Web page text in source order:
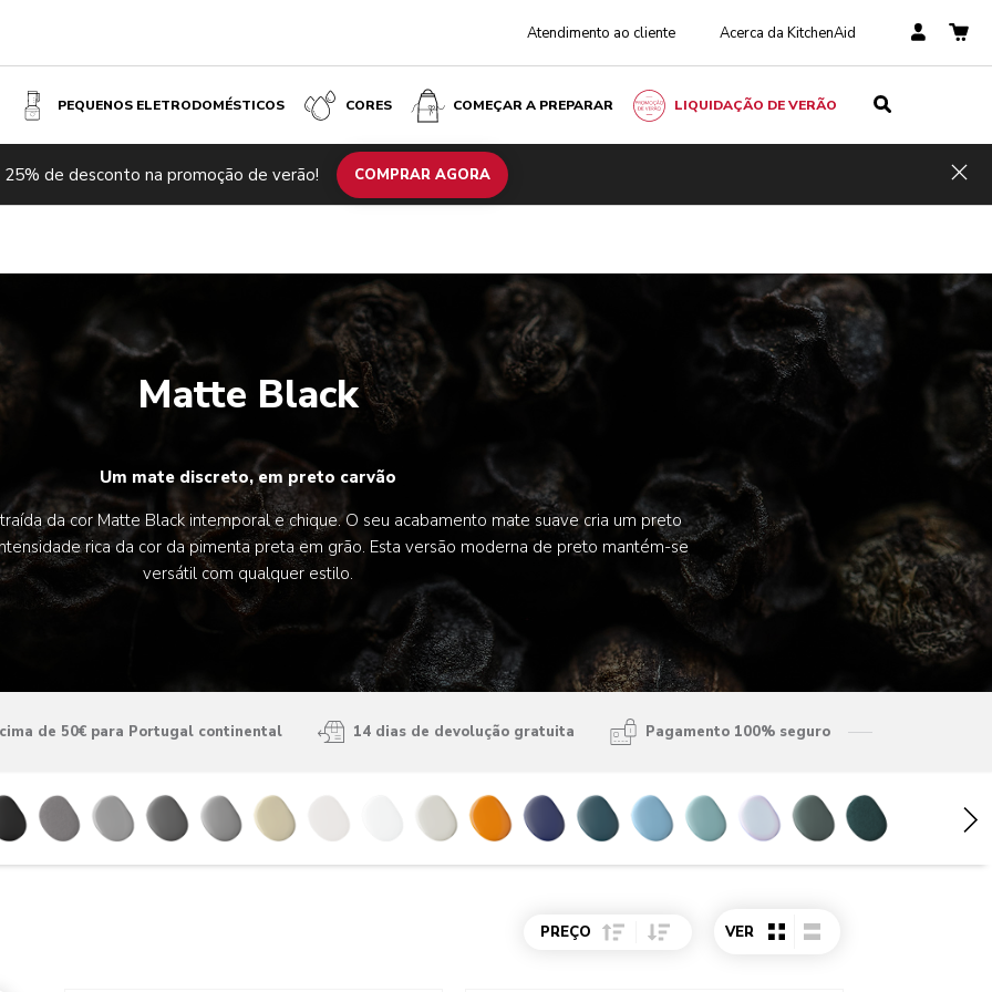
Atendimento ao cliente Acerca da KitchenAid
PEQUENOS ELETRODOMÉSTICOS CORES COMEÇAR A PREPARAR LIQUIDAÇÃO DE VERÃO
de desconto na promoção de verão! COMPRAR AGORA
Matte Black
Um mate discreto, em preto carvão
da cor Matte Black intemporal e chique. O seu acabamento mate suave cria um preto
rica da cor da pimenta preta em grão. Esta versão moderna de preto mantém-se
versátil com qualquer estilo.
de 50€ para Portugal continental 14 dias de devolução gratuita Pagamento 100% seguro
PREÇO Sort Price ascending
Sort Price descending
VER